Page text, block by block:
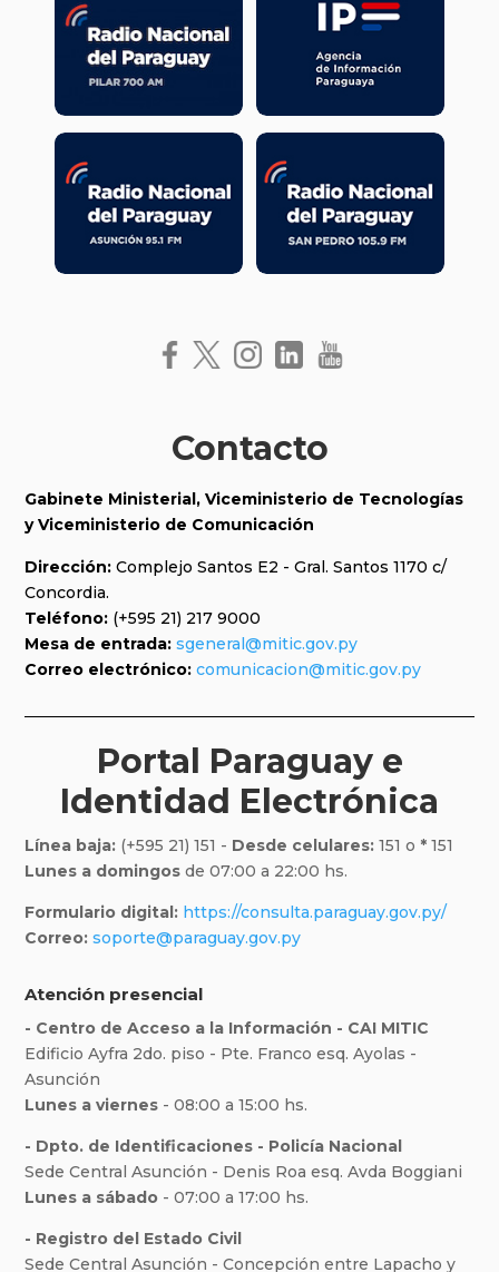
Contacto
Gabinete Ministerial, Viceministerio de Tecnologías
yViceministerio de Comunicación
Dirección: Complejo Santos E2 - Gral. Santos 1170 c/
Concordia.
Teléfono: (+595 21) 217 9000
Mesa de entrada: sgeneral@mitic.gov.py
Correo electrónico: comunicacion@mitic.gov.py
Portal Paraguay e
Identidad Electrónica
Línea baja: (+595 21) 151 - Desde celulares: 151 o * 151
Lunes a domingos de 07:00 a 22:00 hs.
Formulario digital: https://consulta.paraguay.gov.py/
Correo: soporte@paraguay.gov.py
Atención presencial
- Centro de Acceso a la Información - CAI MITIC
Edificio Ayfra 2do. piso - Pte. Franco esq. Ayolas -
Asunción
Lunes a viernes - 08:00 a 15:00 hs.
- Dpto. de Identificaciones - Policía Nacional
Sede Central Asunción - Denis Roa esq. Avda Boggiani
Lunes a sábado - 07:00 a 17:00 hs.
- Registro del Estado Civil
Sede Central Asunción - Concepción entre Lapacho y